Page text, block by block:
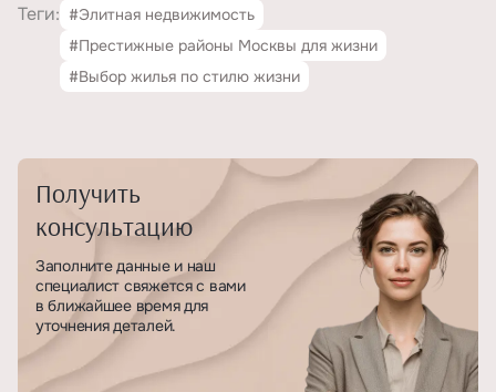
Теги: #Элитная недвижимость
#Престижные районы Москвы для жизни
#Выбор жилья по стилю жизни
Получить
консультацию
Заполните данные и наш
специалист свяжется с вами
в ближайшее время для
уточнения деталей.